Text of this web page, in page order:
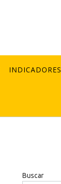
INDICADORES
Buscar